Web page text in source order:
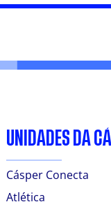
UNIDADES DA
Cásper Conecta
Atlética